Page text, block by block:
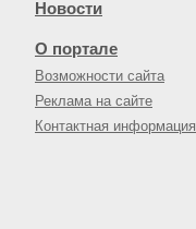
Новости
О портале
Возможности сайта
Реклама на сайте
Контактная информация